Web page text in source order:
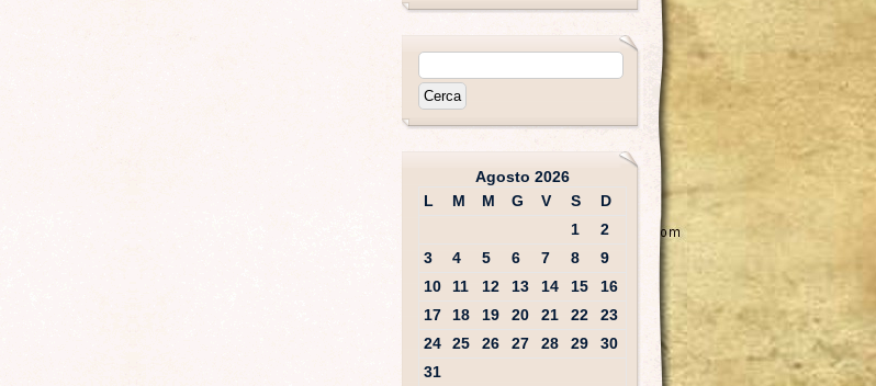
Agosto 2026
L
M M G V S
D
1
2
3
4 5 6 7 8
9
10
11 12 13 14 15
16
17
18 19 20 21 22
23
24
25 26 27 28 29
30
31